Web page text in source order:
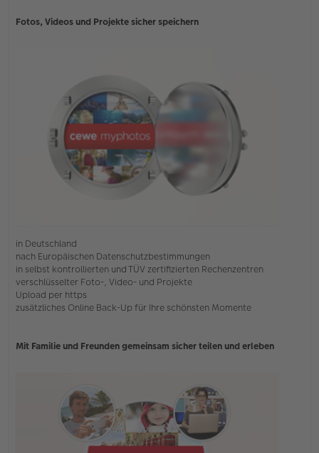
Fotos, Videos und Projekte sicher speichern
in Deutschland
nach Europäischen Datenschutzbestimmungen
in selbst kontrollierten und TÜV zertifizierten Rechenzentren
verschlüsselter Foto-, Video- und Projekte
Upload per https
zusätzliches Online Back-Up für Ihre schönsten Momente
Mit Familie und Freunden gemeinsam sicher teilen und erleben